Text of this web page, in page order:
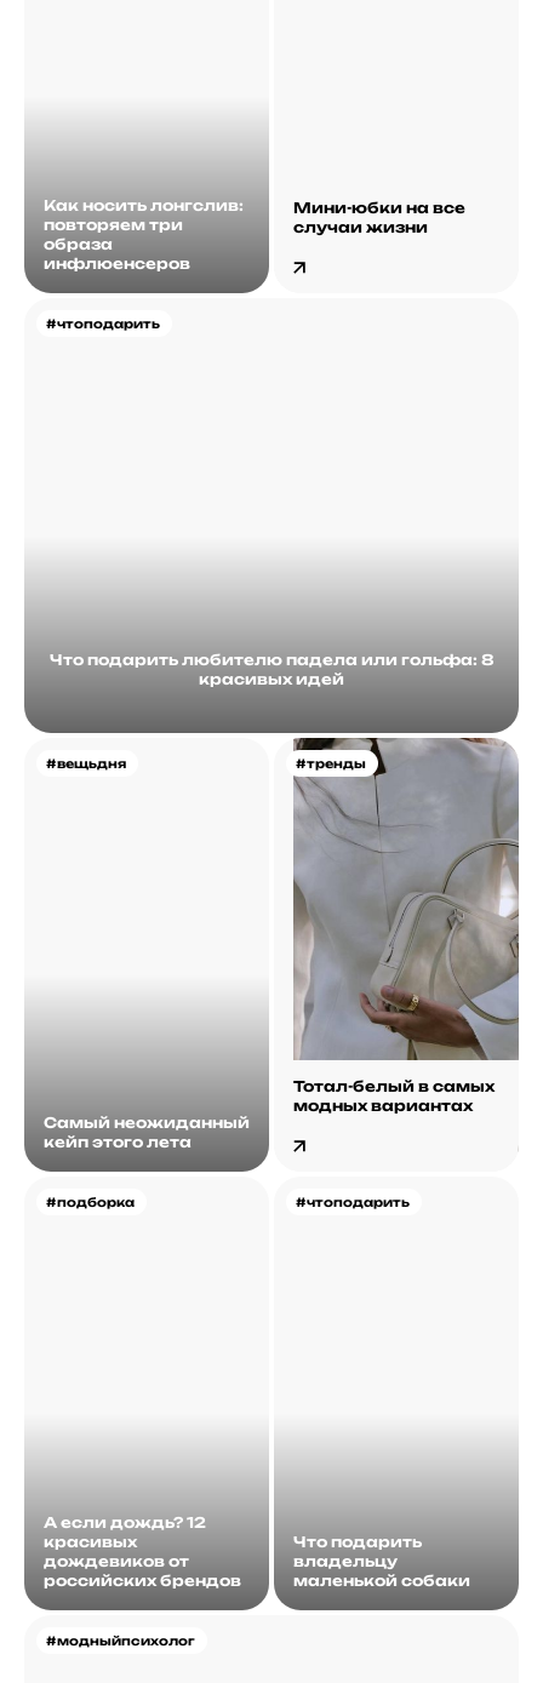
Как носить лонгслив:
повторяем три
образа
инфлюенсеров
#чтоподарить
Что подарить любителю падела или гольфа: 8
красивых идей
Мини-юбки на все
случаи жизни
#вещьдня
Самый неожиданный
кейп этого лета
#тренды
Тотал-белый в самых
модных вариантах
#подборка
А если дождь? 12
красивых
дождевиков от
российских брендов
#модныйпсихолог
#чтоподарить
Что подарить
владельцу
маленькой собаки